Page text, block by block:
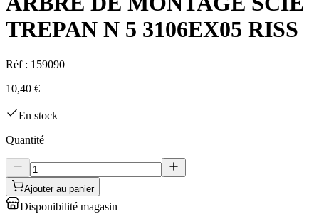
TREPAN N 5 3106EX05 RISS
Réf : 159090
10,40 €
En stock
Quantité
Ajouter au panier
Disponibilité magasin